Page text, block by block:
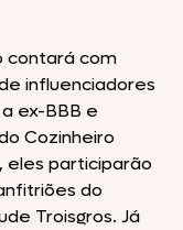
contará com
influenciadores
ex-BBB e
Cozinheiro
eles participarão
do
Troisgros. Já